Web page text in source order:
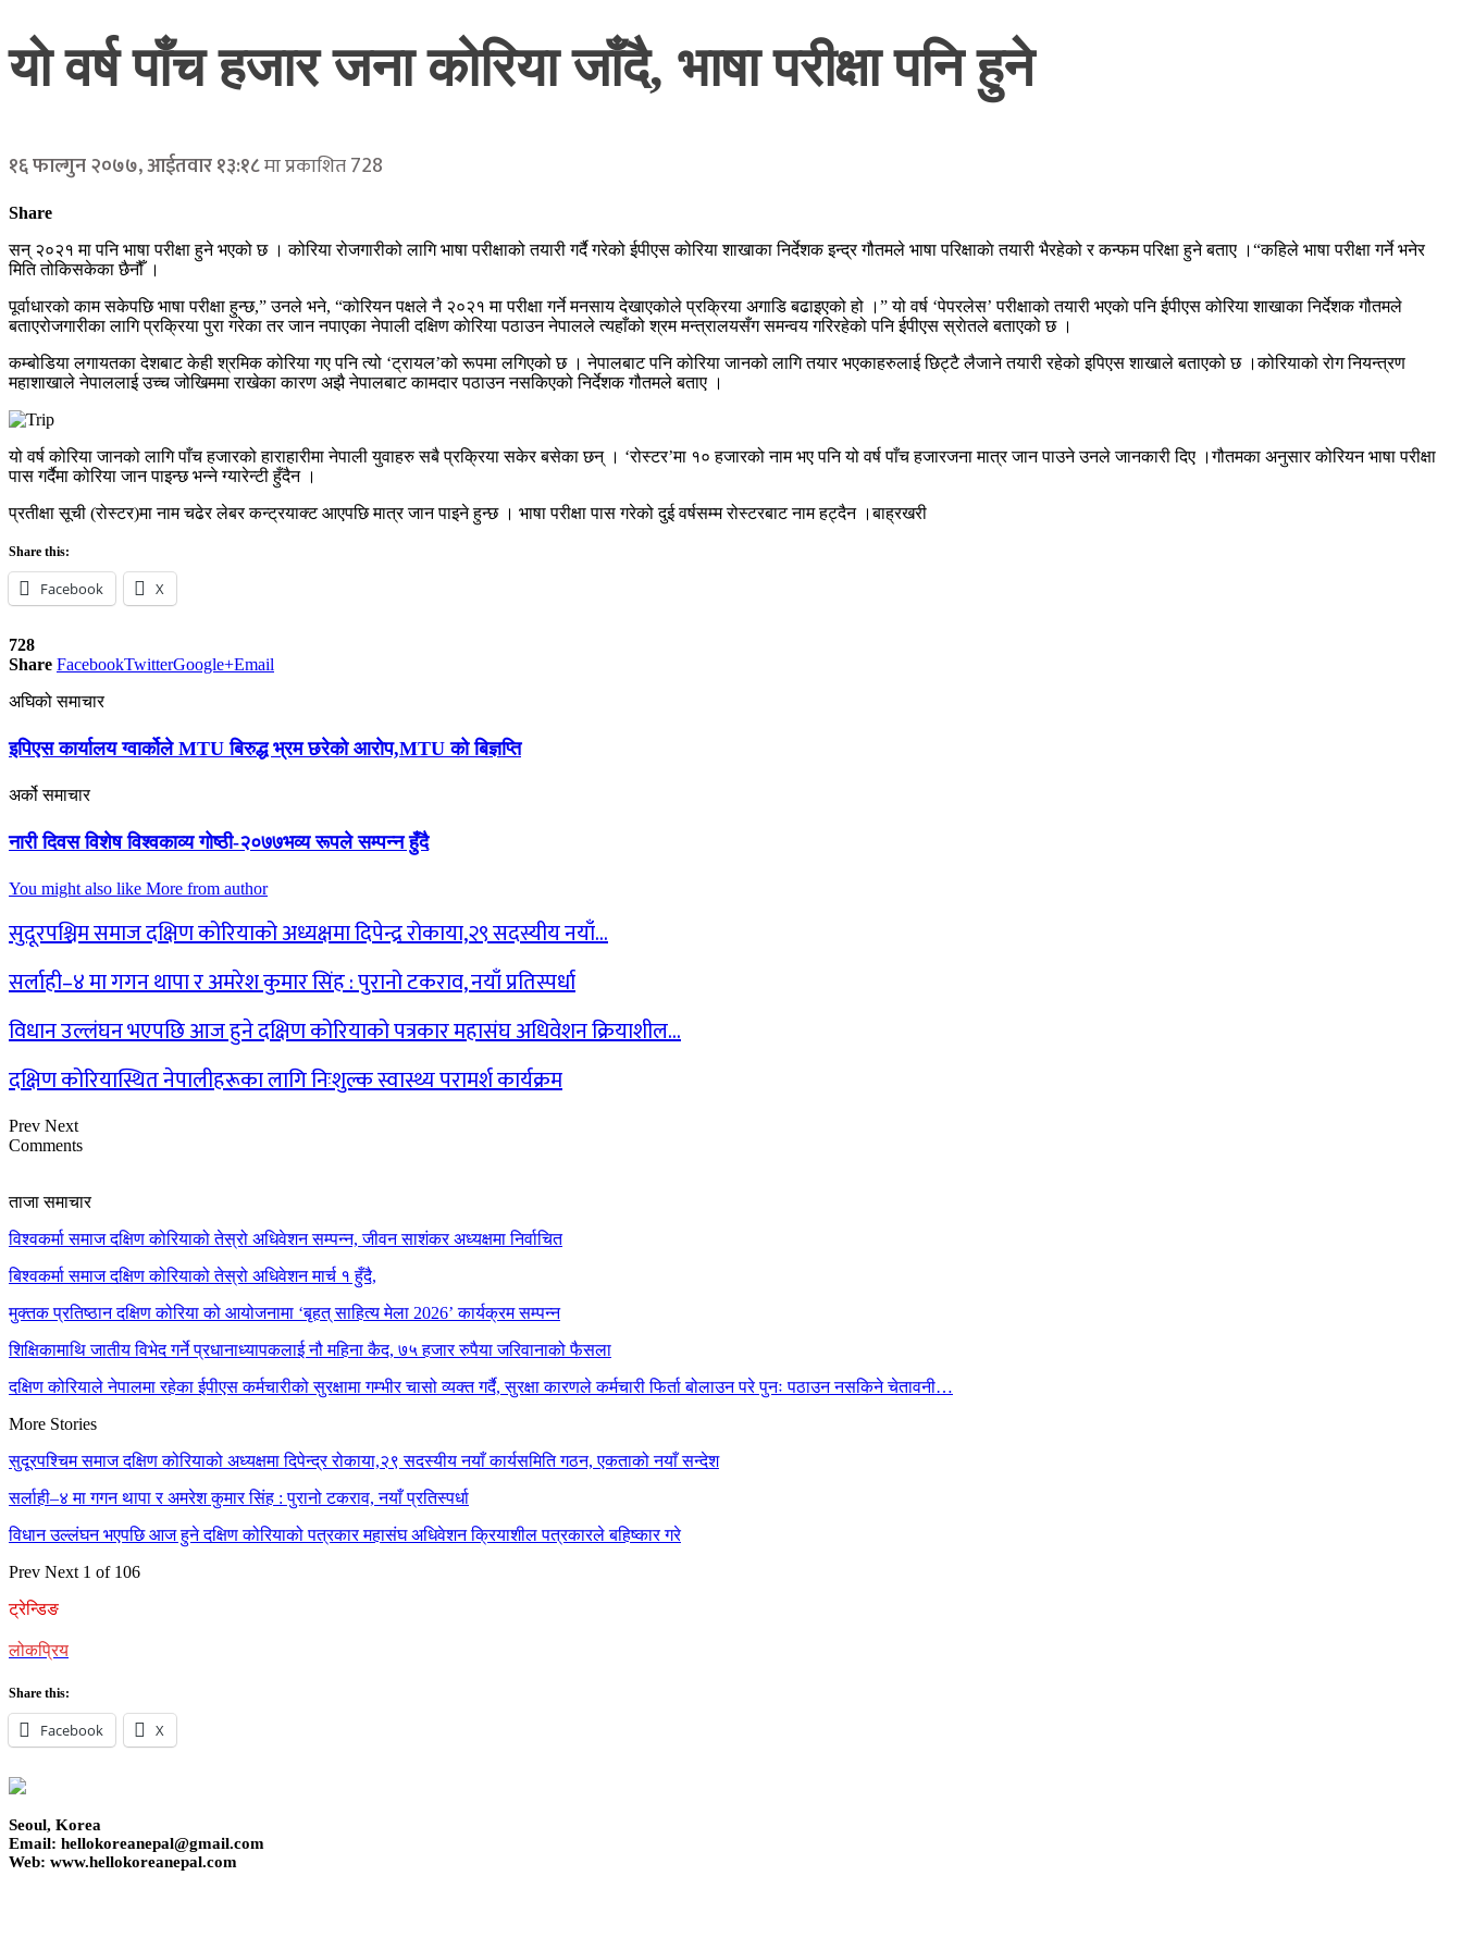
याे वर्ष पाँच हजार जना कोरिया जाँदै, भाषा परीक्षा पनि हुने
१६ फाल्गुन २०७७, आईतवार १३:१८मा प्रकाशित728
Share
सन् २०२१ मा पनि भाषा परीक्षा हुने भएको छ । कोरिया रोजगारीको लागि भाषा परीक्षाको तयारी गर्दै गरेको ईपीएस कोरिया शाखाका निर्देशक इन्द्र गौतमले भाषा परिक्षाकाे तयारी भैरहेको र कन्फम परिक्षा हुने बताए ।“कहिले भाषा परीक्षा गर्ने भनेर
मिति तोकिसकेका छैनौँ ।
पूर्वाधारको काम सकेपछि भाषा परीक्षा हुन्छ,” उनले भने, “कोरियन पक्षले नै २०२१ मा परीक्षा गर्ने मनसाय देखाएकोले प्रक्रिया अगाडि बढाइएको हो ।” यो वर्ष ‘पेपरलेस’ परीक्षाको तयारी भएकाे पनि ईपीएस कोरिया शाखाका निर्देशक गौतमले
बताएरोजगारीका लागि प्रक्रिया पुरा गरेका तर जान नपाएका नेपाली दक्षिण काेरिया पठाउन नेपालले त्यहाँको श्रम मन्त्रालयसँग समन्वय गरिरहेको पनि ईपीएस स्राेतले बताएको छ ।
कम्बोडिया लगायतका देशबाट केही श्रमिक कोरिया गए पनि त्यो ‘ट्रायल’को रूपमा लगिएको छ । नेपालबाट पनि कोरिया जानको लागि तयार भएकाहरुलाई छिट्टै लैजाने तयारी रहेको इपिएस शाखाले बताएको छ ।कोरियाको रोग नियन्त्रण
महाशाखाले नेपाललाई उच्च जोखिममा राखेका कारण अझै नेपालबाट कामदार पठाउन नसकिएको निर्देशक गौतमले बताए ।
यो वर्ष कोरिया जानको लागि पाँच हजारको हाराहारीमा नेपाली युवाहरु सबै प्रक्रिया सकेर बसेका छन् । ‘रोस्टर’मा १० हजारको नाम भए पनि यो वर्ष पाँच हजारजना मात्र जान पाउने उनले जानकारी दिए ।गौतमका अनुसार कोरियन भाषा परीक्षा
पास गर्दैमा कोरिया जान पाइन्छ भन्ने ग्यारेन्टी हुँदैन ।
प्रतीक्षा सूची (रोस्टर)मा नाम चढेर लेबर कन्ट्रयाक्ट आएपछि मात्र जान पाइने हुन्छ । भाषा परीक्षा पास गरेको दुई वर्षसम्म रोस्टरबाट नाम हट्दैन ।बाह्रखरी
Share this:
Facebook X
728
Share FacebookTwitterGoogle+Email
अघिको समाचार
इपिएस कार्यालय ग्वार्कोले MTU बिरुद्ध भ्रम छरेको आरोप,MTU को बिज्ञप्ति
अर्को समाचार
नारी दिवस विशेष विश्वकाव्य गोष्ठी-२०७७भ​व्य​ रूप​ले स​म्प​न्न​ हुँदै
You might also like More from author
सुदूरपश्चिम समाज दक्षिण कोरियाको अध्यक्षमा दिपेन्द्र रोकाया,२९ सदस्यीय नयाँ…
सर्लाही–४ मा गगन थापा र अमरेश कुमार सिंह : पुरानो टकराव, नयाँ प्रतिस्पर्धा
विधान उल्लंघन भएपछि आज हुने दक्षिण कोरियाको पत्रकार महासंघ अधिवेशन क्रियाशील…
दक्षिण कोरियास्थित नेपालीहरूका लागि निःशुल्क स्वास्थ्य परामर्श कार्यक्रम
Prev Next
Comments
ताजा समाचार
विश्वकर्मा समाज दक्षिण कोरियाको तेस्रो अधिवेशन सम्पन्न, जीवन साशंकर अध्यक्षमा निर्वाचित
बिश्वकर्मा समाज दक्षिण कोरियाको तेस्रो अधिवेशन मार्च १ हुँदै,
मुक्तक प्रतिष्ठान दक्षिण कोरिया को आयोजनामा ‘बृहत् साहित्य मेला 2026’ कार्यक्रम सम्पन्न
शिक्षिकामाथि जातीय विभेद गर्ने प्रधानाध्यापकलाई नौ महिना कैद, ७५ हजार रुपैया जरिवानाको फैसला
दक्षिण कोरियाले नेपालमा रहेका ईपीएस कर्मचारीको सुरक्षामा गम्भीर चासो व्यक्त गर्दै, सुरक्षा कारणले कर्मचारी फिर्ता बोलाउन परे पुनः पठाउन नसकिने चेतावनी…
More Stories
सुदूरपश्चिम समाज दक्षिण कोरियाको अध्यक्षमा दिपेन्द्र रोकाया,२९ सदस्यीय नयाँ कार्यसमिति गठन, एकताको नयाँ सन्देश
सर्लाही–४ मा गगन थापा र अमरेश कुमार सिंह : पुरानो टकराव, नयाँ प्रतिस्पर्धा
विधान उल्लंघन भएपछि आज हुने दक्षिण कोरियाको पत्रकार महासंघ अधिवेशन क्रियाशील पत्रकारले बहिष्कार गरे
Prev Next 1 of 106
ट्रेन्डिङ
लोकप्रिय
Share this:
Facebook X
Seoul, Korea
Email: hellokoreanepal@gmail.com
Web: www.hellokoreanepal.com